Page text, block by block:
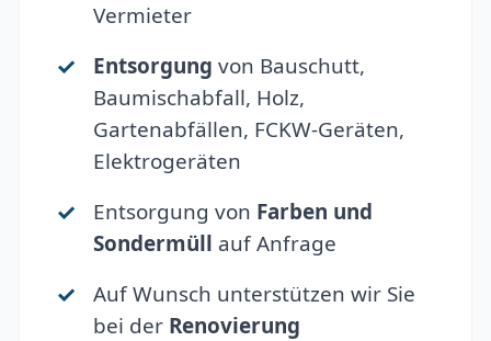
Vermieter
Entsorgung von Bauschutt,
Baumischabfall, Holz,
Gartenabfällen, FCKW-Geräten,
Elektrogeräten
Entsorgung von Farben und
Sondermüll auf Anfrage
Auf Wunsch unterstützen wir Sie
bei der Renovierung